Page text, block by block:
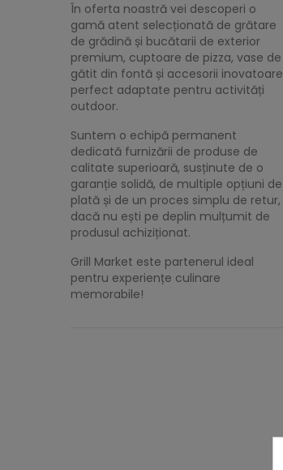
În oferta noastră vei descoperi o
gamă atent selecționată de grătare
de grădină și bucătarii de exterior
premium, cuptoare de pizza, vase de
gătit din fontă și accesorii
perfect adaptate pentru activități
outdoor.
Suntem o echipă permanent
dedicată furnizării de produse de
calitate superioară, susținute de o
garanție solidă, de multiple opțiuni de
plată și de un proces simplu de retur,
dacă nu ești pe deplin mulțumit de
produsul achiziționat.
Grill Market este partenerul ideal
pentru experiențe culinare
memorabile!